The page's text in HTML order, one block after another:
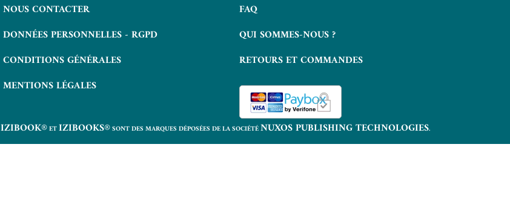
NOUS CONTACTER
DONNÉES PERSONNELLES - RGPD
CONDITIONS GÉNÉRALES
MENTIONS LÉGALES
FAQ
QUI SOMMES-NOUS ?
RETOURS ET COMMANDES
IZIBOOK®ETIZIBOOKS®SONT DES MARQUES DÉPOSÉES DE LA SOCIÉTÉNUXOS PUBLISHING TECHNOLOGIES.